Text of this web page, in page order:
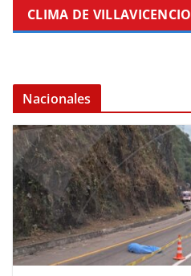
CLIMA DE VILLAVICENCIO
Nacionales